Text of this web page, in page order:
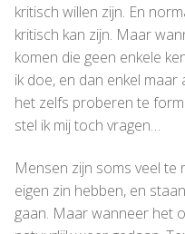
kritisch willen zijn. En
kritisch kan zijn. Maar
komen die geen enkele
ik doe, en dan enkel
het zelfs proberen te
stel ik mij toch vragen…
Mensen zijn soms veel te
eigen zin hebben, en
gaan. Maar wanneer het